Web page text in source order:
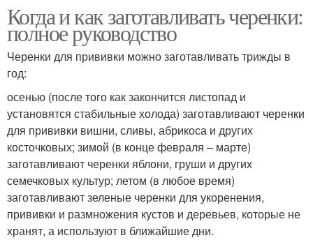
Когда и как заготавливать черенки:
полное руководство
Черенки для прививки можно заготавливать трижды в
год:
осенью (после того как закончится листопад и
установятся стабильные холода) заготавливают черенки
для прививки вишни, сливы, абрикоса и других
косточковых; зимой (в конце февраля – марте)
заготавливают черенки яблони, груши и других
семечковых культур; летом (в любое время)
заготавливают зеленые черенки для укоренения,
прививки и размножения кустов и деревьев, которые не
хранят, а используют в ближайшие дни.